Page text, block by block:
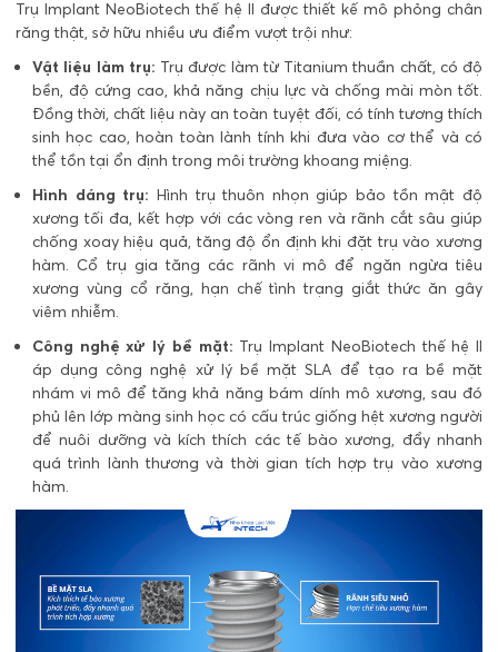
Trụ Implant NeoBiotech thế hệ II được thiết kế mô phỏng chân
răng thật, sở hữu nhiều ưu điểm vượt trội như:
Vật liệu làm trụ: Trụ được làm từ Titanium thuần chất, có độ
bền, độ cứng cao, khả năng chịu lực và chống mài mòn tốt.
Đồng thời, chất liệu này an toàn tuyệt đối, có tính tương thích
sinh học cao, hoàn toàn lành tính khi đưa vào cơ thể và có
thể tồn tại ổn định trong môi trường khoang miệng.
Hình dáng trụ: Hình trụ thuôn nhọn giúp bảo tồn mật độ
xương tối đa, kết hợp với các vòng ren và rãnh cắt sâu giúp
chống xoay hiệu quả, tăng độ ổn định khi đặt trụ vào xương
hàm. Cổ trụ gia tăng các rãnh vi mô để ngăn ngừa tiêu
xương vùng cổ răng, hạn chế tình trạng giắt thức ăn gây
viêm nhiễm.
Công nghệ xử lý bề mặt: Trụ Implant NeoBiotech thế hệ II
áp dụng công nghệ xử lý bề mặt SLA để tạo ra bề mặt
nhám vi mô để tăng khả năng bám dính mô xương, sau đó
phủ lên lớp màng sinh học có cấu trúc giống hệt xương người
để nuôi dưỡng và kích thích các tế bào xương, đẩy nhanh
quá trình lành thương và thời gian tích hợp trụ vào xương
hàm.